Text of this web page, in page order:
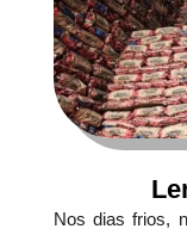
Nos dias frios,